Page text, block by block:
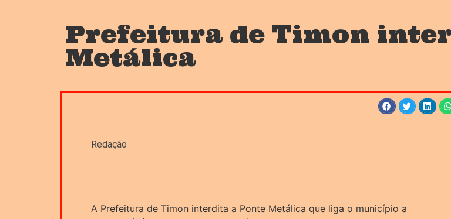
Prefeitura de Timon
Metálica
Redação
A Prefeitura de Timon interdita a Ponte Metálica que liga o município a